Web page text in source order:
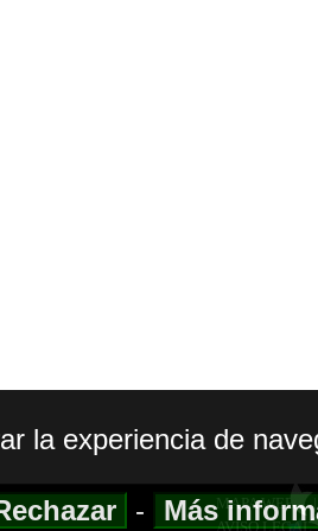
MAPA WEB
AVISO LEGAL
la experiencia de
- Más